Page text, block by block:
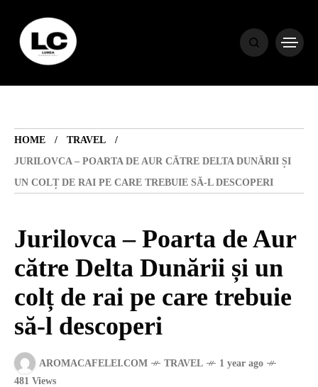
HOME
TRAVEL
JURILOVCA – POARTA DE AUR CĂTRE DELTA DUNĂRII ȘI
UN COLȚ DE RAI PE CARE TREBUIE SĂ-L DESCOPERI
Jurilovca – Poarta de Aur
către Delta Dunării și un
colț de rai pe care trebuie
să-l descoperi
AROMACAFELEI.COM TRAVEL
1 year ago
481 Views
HOME
BLOG
HOROSCOP
ENGLISH
CONTENT
TRAVEL
SANATATE